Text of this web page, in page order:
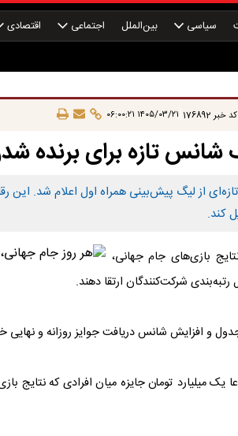
سیاسی بین‌الملل اجتماعی اقتصادی
کد خبر176892 ۱۴۰۵/۰۳/۲۱ ۰۶:۰۰:۲۱
شانس تازه برای برنده
به جام جهانی ۲۰۲۶، ابعاد تازه‌ای از لیگ پیش‌بینی همراه اول
کند.
بازی‌های جام جهانی،
شرکت‌کنندگان ارتقا دهند.
و افزایش شانس دریافت جوایز روزانه و نهایی
یک میلیارد تومان جایزه میان افرادی که نتایج